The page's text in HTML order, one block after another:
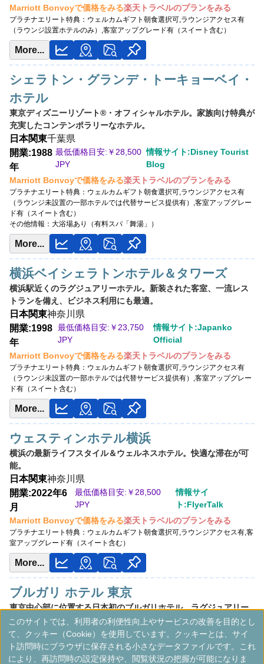
Marriott Bonvoyで価格をみる楽天トラベルのプランをみる
プラチナエリート特典： ウェルカムギフト朝食選択可,ラウンジアクセス有
（ラウンジ設置ホテルのみ）,客室アップグレード有（スイート含む）
More...
シェラトン・グランデ・トーキョーベイ・
ホテル
東京ディズニーリゾート®・オフィシャルホテル。家族向け特典が
充実したコンテンポラリーなホテル。
日本関東千葉県
開業:1988
年
最低価格目安:￥ 28,500
JPY
情報サイト:Disney Tourist
Blog
Marriott Bonvoyで価格をみる楽天トラベルのプランをみる
プラチナエリート特典： ウェルカムギフト朝食選択可,ラウンジアクセス有
（ラウンジ未設置の一部ホテルでは代替サービス提供有）,客室アップグレー
ド有（スイート含む）
その他情報： 大浴場あり（有料スパ「舞湯」）
More...
横浜ベイシェラトンホテル＆タワーズ
横浜駅近くのラグジュアリーホテル。新装された客室、一流レス
トランを備え、ビジネス利用にも最適。
日本関東神奈川県
開業:1998
年
最低価格目安:￥ 23,750
JPY
情報サイト:Japanko
Official
Marriott Bonvoyで価格をみる楽天トラベルのプランをみる
プラチナエリート特典： ウェルカムギフト朝食選択可,ラウンジアクセス有
（ラウンジ未設置の一部ホテルでは代替サービス提供有）,客室アップグレー
ド有（スイート含む）
More...
ウェスティンホテル横浜
横浜の最新ライフスタイル＆ウェルネスホテル。快適な滞在が可
能。
日本関東神奈川県
開業:2022年6
月
最低価格目安:￥ 28,500
JPY
情報サイ
ト:FlyerTalk
Marriott Bonvoyで価格をみる楽天トラベルのプランをみる
プラチナエリート特典： ウェルカムギフト朝食選択可,ラウンジアクセス有,客
室アップグレード有（スイート含む）
More...
ブルガリ ホテル 東京
東京中心部に位置する日本初のブルガリホテル。ラグジュアリー
なホスピタリティとレジデンスが特徴。
日本関東東京都
開業:2023年
4月
最低価格目安:
￥200,000 JPY
情報サイ
ト:headforpoints.com
このサイトでは、利用者の利便性向上やサービスの改善を目的とし
て、クッキー（Cookie）を使用しています。クッキーとは、サイ
ト訪問時にブラウザに保存される小さなデータファイルです。これ
により、再訪問時の設定保持や、閲覧状況の把握が可能になりま